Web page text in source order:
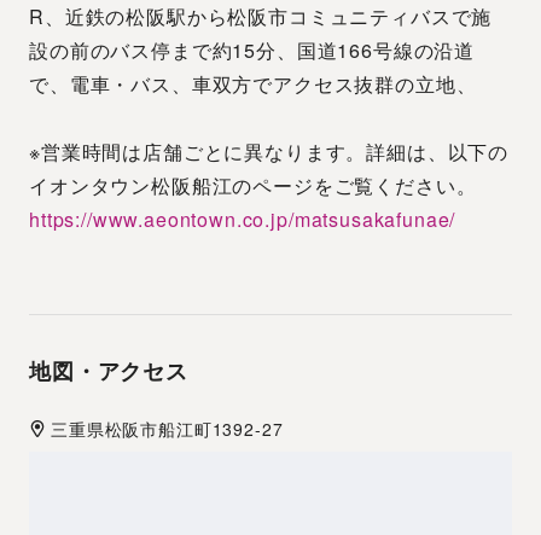
R、近鉄の松阪駅から松阪市コミュニティバスで施
設の前のバス停まで約15分、国道166号線の沿道
で、電車・バス、車双方でアクセス抜群の立地、
※営業時間は店舗ごとに異なります。詳細は、以下の
イオンタウン松阪船江のページをご覧ください。
https://www.aeontown.co.jp/matsusakafunae/
地図・アクセス
三重県松阪市船江町1392-27